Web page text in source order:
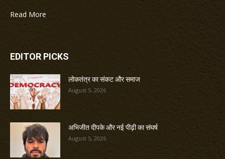
Read More
EDITOR PICKS
लोकतंत्र का संकट और समाज
August 5, 2026
अभिजीत दीपके और नई पीढ़ी का संघर्ष
August 5, 2026